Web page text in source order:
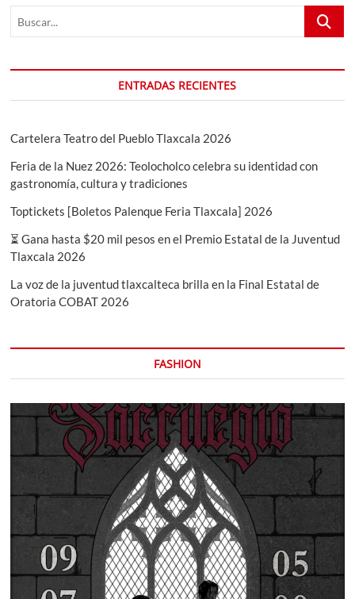
Buscar...
ENTRADAS RECIENTES
Cartelera Teatro del Pueblo Tlaxcala 2026
Feria de la Nuez 2026: Teolocholco celebra su identidad con
gastronomía, cultura y tradiciones
Toptickets [Boletos Palenque Feria Tlaxcala] 2026
⏳ Gana hasta $20 mil pesos en el Premio Estatal de la Juventud
Tlaxcala 2026
La voz de la juventud tlaxcalteca brilla en la Final Estatal de
Oratoria COBAT 2026
FASHION